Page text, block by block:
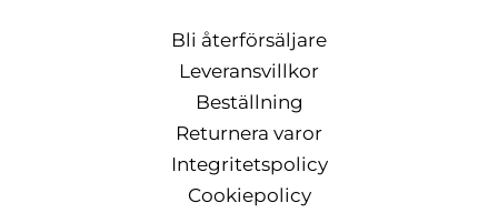
Bli återförsäljare
Leveransvillkor
Beställning
Returnera varor
Integritetspolicy
Cookiepolicy